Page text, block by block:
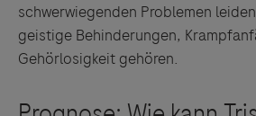
schwerwiegenden Problemen
geistige Behinderungen,
Gehörlosigkeit gehören.